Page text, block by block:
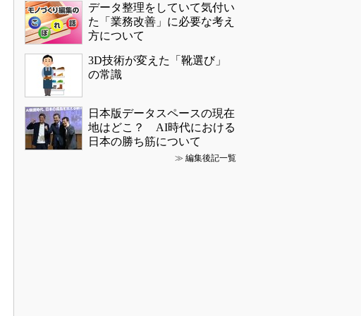
データ整理をしていて気付い
た「業務改善」に必要な考え
方について
3D技術が変えた「靴選び」
の常識
日本版データスペースの現在
地はどこ？ AI時代における
日本の勝ち筋について
≫ 編集後記一覧